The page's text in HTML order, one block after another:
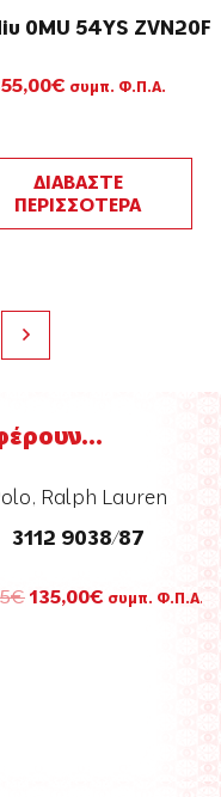
0MU 54YS ZVN20F
€ συμπ. Φ.Π.Α.
ΔΙΑΒΑΣΤΕ
ΠΕΡΙΣΣΟΤΕΡΑ